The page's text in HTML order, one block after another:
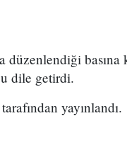
basına
dile getirdi.
yayınlandı.